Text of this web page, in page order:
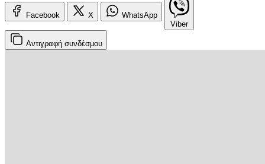
Facebook X
WhatsApp
Viber
Αντιγραφή συνδέσμου